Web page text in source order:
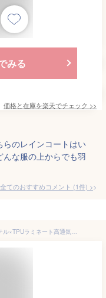
みる
価格と在庫を楽天でチェック >>
のレインコートはい
な服の上からでも羽
全てのおすすめコメント (1件) >
[Meetpon] レインコート 自転車【ポリエステル×TPUラミネート高通気性仕様 】レディース メンズ レインコート 快適 高耐水性 自転車 ポンチョ レインウェア リュック対応 おしゃれ 多機能 防風防水 梅雨豪雨対応 収納袋付き (JP, アルファベット, L, カーキ)